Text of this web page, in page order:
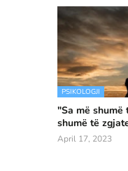
PSIKOLOGJI
"Sa më shumë
shumë të
April 17, 2023